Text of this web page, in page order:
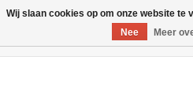
Wij slaan cookies op om onze website te
Nee
Meer